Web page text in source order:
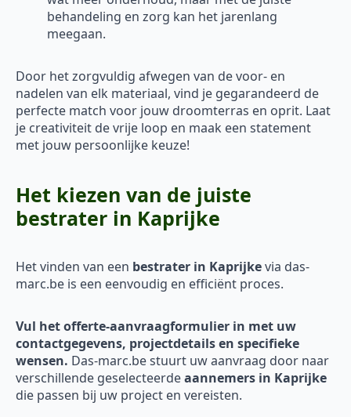
behandeling en zorg kan het jarenlang
meegaan.
Door het zorgvuldig afwegen van de voor- en
nadelen van elk materiaal, vind je gegarandeerd de
perfecte match voor jouw droomterras en oprit. Laat
je creativiteit de vrije loop en maak een statement
met jouw persoonlijke keuze!
Het kiezen van de juiste
bestrater in Kaprijke
Het vinden van een bestrater in Kaprijkevia das-
marc.be is een eenvoudig en efficiënt proces.
Vul het offerte-aanvraagformulier in met uw
contactgegevens, projectdetails en specifieke
wensen. Das-marc.be stuurt uw aanvraag door naar
verschillende geselecteerdeaannemers in Kaprijke
die passen bij uw project en vereisten.